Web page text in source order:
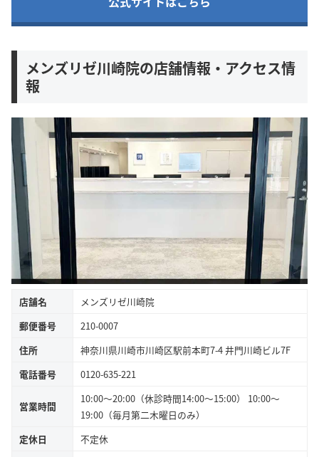
メンズリゼ川崎院の店舗情報・アクセス情
報
店舗名
メンズリゼ川崎院
郵便番号
210-0007
住所
神奈川県川崎市川崎区駅前本町7-4 井門川崎ビル7F
電話番号
0120-635-221
営業時間
10:00～20:00（休診時間14:00～15:00） 10:00～
19:00（毎月第二木曜日のみ）
定休日
不定休